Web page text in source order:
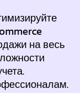
на весь